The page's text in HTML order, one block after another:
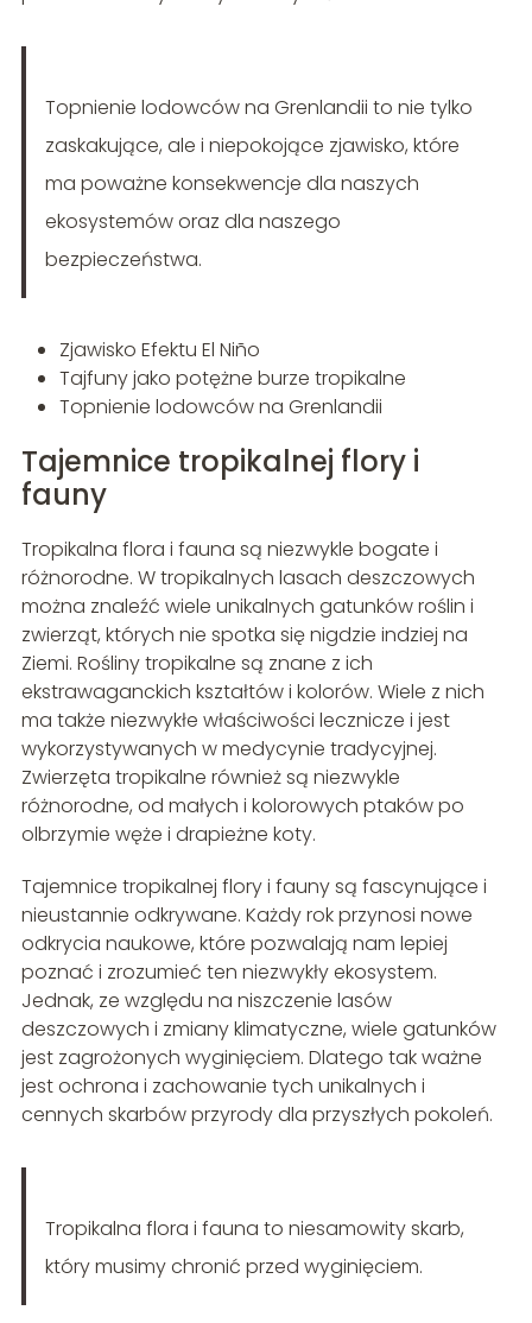
Topnienie lodowców na Grenlandii to nie tylko
zaskakujące, ale i niepokojące zjawisko, które
ma poważne konsekwencje dla naszych
ekosystemów oraz dla naszego
bezpieczeństwa.
Zjawisko Efektu El Niño
Tajfuny jako potężne burze tropikalne
Topnienie lodowców na Grenlandii
Tajemnice tropikalnej flory i
fauny
Tropikalna flora i fauna są niezwykle bogate i
różnorodne. W tropikalnych lasach deszczowych
można znaleźć wiele unikalnych gatunków roślin i
zwierząt, których nie spotka się nigdzie indziej na
Ziemi. Rośliny tropikalne są znane z ich
ekstrawaganckich kształtów i kolorów. Wiele z nich
ma także niezwykłe właściwości lecznicze i jest
wykorzystywanych w medycynie tradycyjnej.
Zwierzęta tropikalne również są niezwykle
różnorodne, od małych i kolorowych ptaków po
olbrzymie węże i drapieżne koty.
Tajemnice tropikalnej flory i fauny są fascynujące i
nieustannie odkrywane. Każdy rok przynosi nowe
odkrycia naukowe, które pozwalają nam lepiej
poznać i zrozumieć ten niezwykły ekosystem.
Jednak, ze względu na niszczenie lasów
deszczowych i zmiany klimatyczne, wiele gatunków
jest zagrożonych wyginięciem. Dlatego tak ważne
jest ochrona i zachowanie tych unikalnych i
cennych skarbów przyrody dla przyszłych pokoleń.
Tropikalna flora i fauna to niesamowity skarb,
który musimy chronić przed wyginięciem.